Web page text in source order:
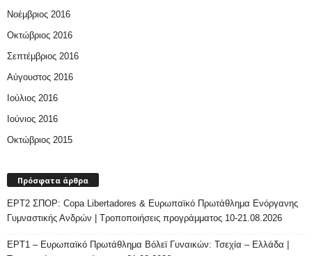
Νοέμβριος 2016
Οκτώβριος 2016
Σεπτέμβριος 2016
Αύγουστος 2016
Ιούλιος 2016
Ιούνιος 2016
Οκτώβριος 2015
Πρόσφατα άρθρα
ΕΡΤ2 ΣΠΟΡ: Copa Libertadores & Ευρωπαϊκό Πρωτάθλημα Ενόργανης
Γυμναστικής Ανδρών | Τροποποιήσεις προγράμματος 10-21.08.2026
ΕΡΤ1 – Ευρωπαϊκό Πρωτάθλημα Βόλεϊ Γυναικών: Τσεχία – Ελλάδα |